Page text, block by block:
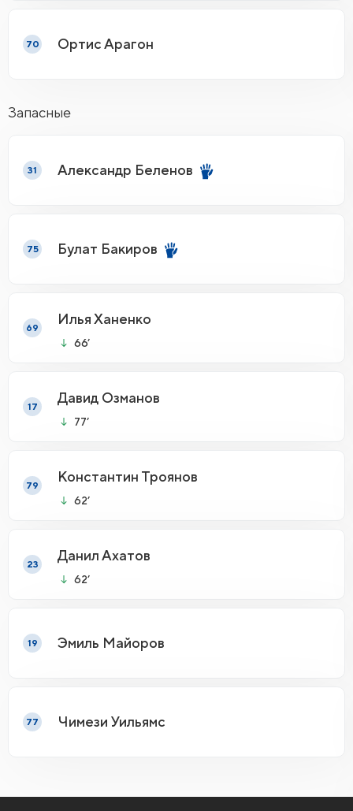
70 Ортис Арагон
Запасные
31 Александр Беленов
75 Булат Бакиров
69
Илья Ханенко
66’
17
Давид Озманов
77’
79
Константин Троянов
62’
23
Данил Ахатов
62’
19 Эмиль Майоров
77 Чимези Уильямс